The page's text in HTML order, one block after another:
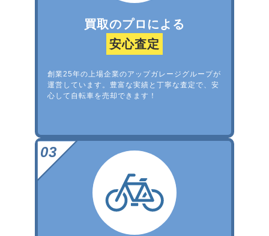
買取のプロによる
安心査定
創業25年の上場企業のアップガレージグループが
運営しています。豊富な実績と丁寧な査定で、安
心して自転車を売却できます！